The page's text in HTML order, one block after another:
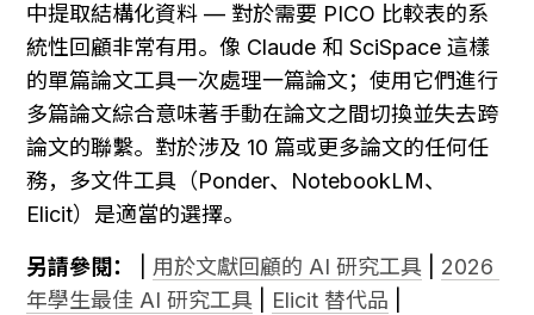
中提取結構化資料 — 對於需要 PICO 比較表的系
統性回顧非常有用。像 Claude 和 SciSpace 這樣
的單篇論文工具一次處理一篇論文；使用它們進行
多篇論文綜合意味著手動在論文之間切換並失去跨
論文的聯繫。對於涉及 10 篇或更多論文的任何任
務，多文件工具（Ponder、NotebookLM、
Elicit）是適當的選擇。
另請參閱： 用於文獻回顧的 AI 研究工具
2026
年學生最佳 AI 研究工具
Elicit 替代品